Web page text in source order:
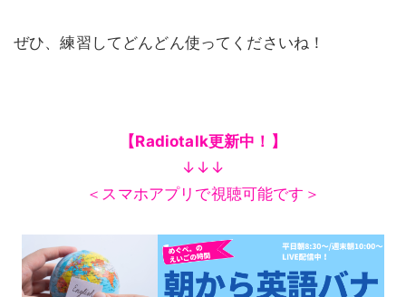
ぜひ、練習してどんどん使ってくださいね！
【Radiotalk更新中！】
↓↓↓
＜スマホアプリで視聴可能です＞